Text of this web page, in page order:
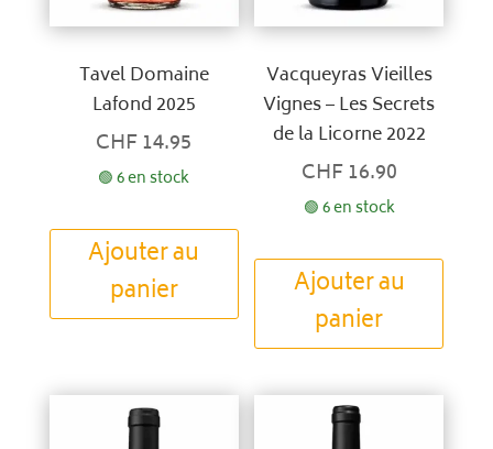
Tavel Domaine
Lafond 2025
CHF14.95
🟢 6 en stock
Ajouter au
panier
Vacqueyras Vieilles
Vignes – Les Secrets
de la Licorne 2022
CHF16.90
🟢 6 en stock
Ajouter au
panier